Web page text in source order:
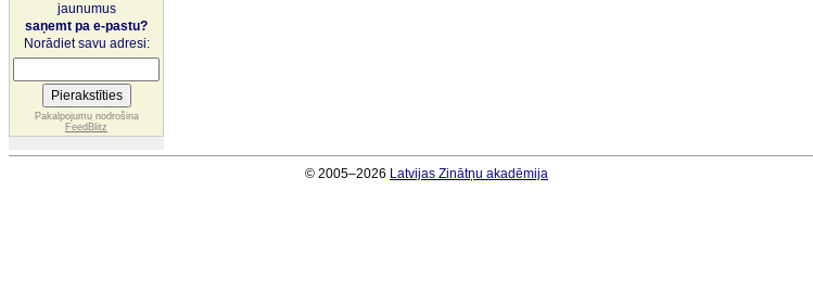
jaunumus
saņemt pa e-pastu?
Norādiet savu adresi:
Pakalpojumu nodrošina
FeedBlitz
© 2005–2026 Latvijas Zinātņu akadēmija